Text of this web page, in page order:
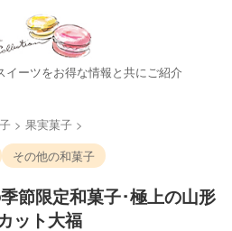
イーツをお得な情報と共にご紹介
> 果実菓子 >
その他の和菓子
節限定和菓子･極上の山形
ット大福